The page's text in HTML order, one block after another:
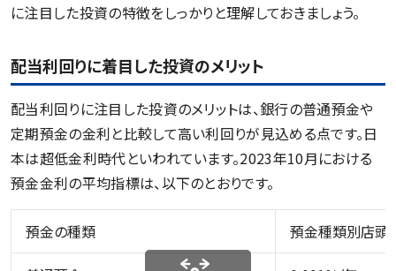
に注目した投資の特徴をしっかりと理解しておきましょう。
配当利回りに着目した投資のメリット
配当利回りに注目した投資のメリットは、銀行の普通預金や
定期預金の金利と比較して高い利回りが見込める点です。日
本は超低金利時代といわれています。2023年10月における
預金金利の平均指標は、以下のとおりです。
預金の種類 預金種類別店頭